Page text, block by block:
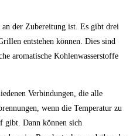
der Zubereitung ist. Es gibt drei
entstehen können. Dies sind
aromatische Kohlenwasserstoffe
Verbindungen, die alle
wenn die Temperatur zu
gibt. Dann können sich